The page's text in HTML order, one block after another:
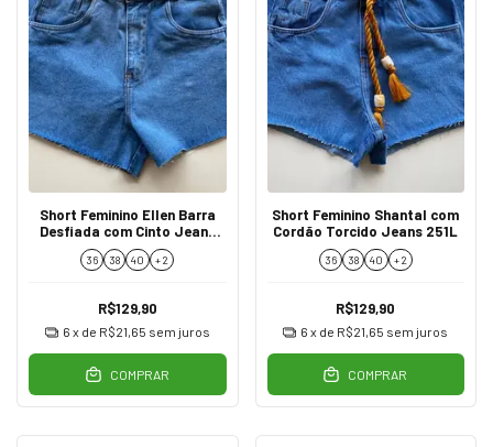
Short Feminino Ellen Barra
Desfiada com Cinto Jeans
975
36 38 40 + 2
R$129,90
6 x de R$21,65 sem juros
COMPRAR
Short Feminino Shantal com
Cordão Torcido Jeans 251L
36 38 40 + 2
R$129,90
6 x de R$21,65 sem juros
COMPRAR